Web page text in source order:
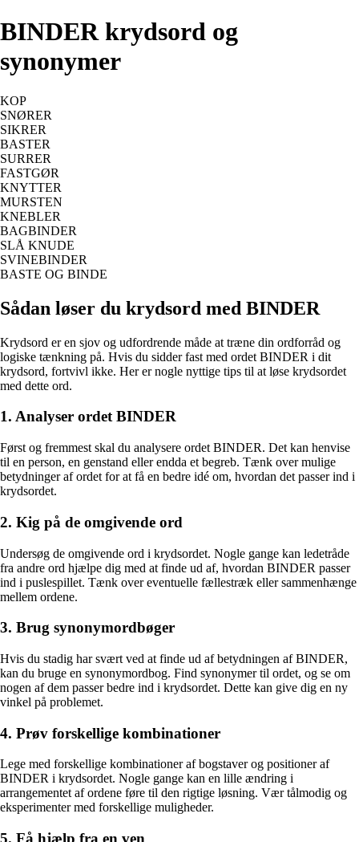
BINDER krydsord og
synonymer
KOP
SNØRER
SIKRER
BASTER
SURRER
FASTGØR
KNYTTER
MURSTEN
KNEBLER
BAGBINDER
SLÅ KNUDE
SVINEBINDER
BASTE OG BINDE
Sådan løser du krydsord med BINDER
Krydsord er en sjov og udfordrende måde at træne din ordforråd og
logiske tænkning på. Hvis du sidder fast med ordet BINDER i dit
krydsord, fortvivl ikke. Her er nogle nyttige tips til at løse krydsordet
med dette ord.
1. Analyser ordet BINDER
Først og fremmest skal du analysere ordet BINDER. Det kan henvise
til en person, en genstand eller endda et begreb. Tænk over mulige
betydninger af ordet for at få en bedre idé om, hvordan det passer ind i
krydsordet.
2. Kig på de omgivende ord
Undersøg de omgivende ord i krydsordet. Nogle gange kan ledetråde
fra andre ord hjælpe dig med at finde ud af, hvordan BINDER passer
ind i puslespillet. Tænk over eventuelle fællestræk eller sammenhænge
mellem ordene.
3. Brug synonymordbøger
Hvis du stadig har svært ved at finde ud af betydningen af BINDER,
kan du bruge en synonymordbog. Find synonymer til ordet, og se om
nogen af dem passer bedre ind i krydsordet. Dette kan give dig en ny
vinkel på problemet.
4. Prøv forskellige kombinationer
Lege med forskellige kombinationer af bogstaver og positioner af
BINDER i krydsordet. Nogle gange kan en lille ændring i
arrangementet af ordene føre til den rigtige løsning. Vær tålmodig og
eksperimenter med forskellige muligheder.
5. Få hjælp fra en ven